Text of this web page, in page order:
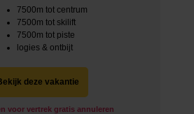
7500m tot centrum
7500m tot skilift
7500m tot piste
logies & ontbijt
deze vakantie
voor vertrek gratis annuleren